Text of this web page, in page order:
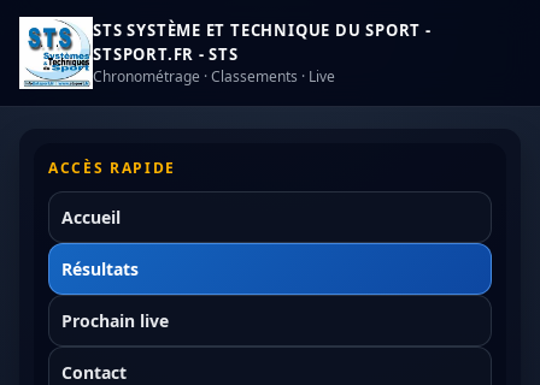
STS SYSTÈME ET TECHNIQUE DU SPORT -
STSPORT.FR - STS
Chronométrage · Classements · Live
ACCÈS RAPIDE
Accueil
Résultats
Prochain live
Contact